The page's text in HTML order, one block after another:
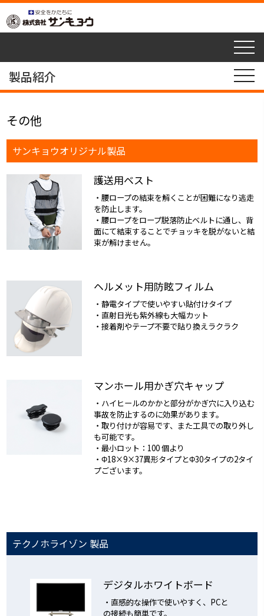
製品紹介
その他
サンキョウオリジナル製品
護送用ベスト
・腰ロープの結束を解くことが困難になり逃走
を防止します。
・腰ロープをロープ脱落防止ベルトに通し、背
面にて結束することでチョッキを脱がないと結
束が解けません。
ヘルメット用防眩フィルム
・静電タイプで使いやすい貼付けタイプ
・直射日光も紫外線も大幅カット
・接着剤やテープ不要で貼り換えラクラク
マンホール用かぎ穴キャップ
・ハイヒールのかかと部分がかぎ穴に入り込む
事故を防止するのに効果があります。
・取り付けが容易です、また工具での取り外し
も可能です。
・最小ロット：100 個より
・Φ18×9×37異形タイプとΦ30タイプの2タイ
プございます。
テクノホライゾン 製品
デジタルホワイトボード
・直感的な操作で使いやすく、PCと
の接続も簡単です。